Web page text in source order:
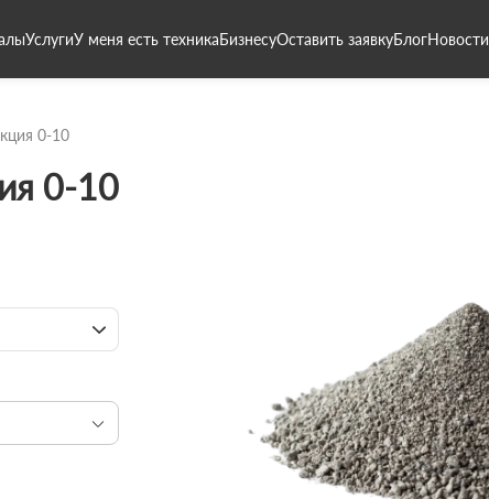
УслугиУ меня есть техникаБизнесуОставить заявкуБлогНовости
0-10
0-10